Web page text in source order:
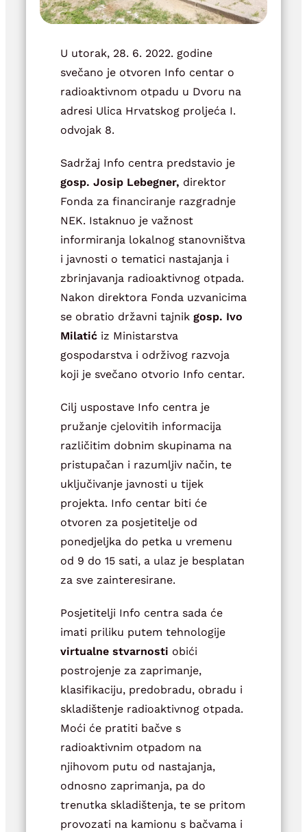
U utorak, 28. 6. 2022. godine
svečano je otvoren Info centar o
radioaktivnom otpadu u Dvoru na
adresi Ulica Hrvatskog proljeća I.
odvojak 8.
Sadržaj Info centra predstavio je
gosp. Josip Lebegner, direktor
Fonda za financiranje razgradnje
NEK. Istaknuo je važnost
informiranja lokalnog stanovništva
i javnosti o tematici nastajanja i
zbrinjavanja radioaktivnog otpada.
Nakon direktora Fonda uzvanicima
se obratio državni tajnik gosp. Ivo
Milatić iz Ministarstva
gospodarstva i održivog razvoja
koji je svečano otvorio Info centar.
Cilj uspostave Info centra je
pružanje cjelovitih informacija
različitim dobnim skupinama na
pristupačan i razumljiv način, te
uključivanje javnosti u tijek
projekta. Info centar biti će
otvoren za posjetitelje od
ponedjeljka do petka u vremenu
od 9 do 15 sati, a ulaz je besplatan
za sve zainteresirane.
Posjetitelji Info centra sada će
imati priliku putem tehnologije
virtualne stvarnosti obići
postrojenje za zaprimanje,
klasifikaciju, predobradu, obradu i
skladištenje radioaktivnog otpada.
Moći će pratiti bačve s
radioaktivnim otpadom na
njihovom putu od nastajanja,
odnosno zaprimanja, pa do
trenutka skladištenja, te se pritom
provozati na kamionu s bačvama i